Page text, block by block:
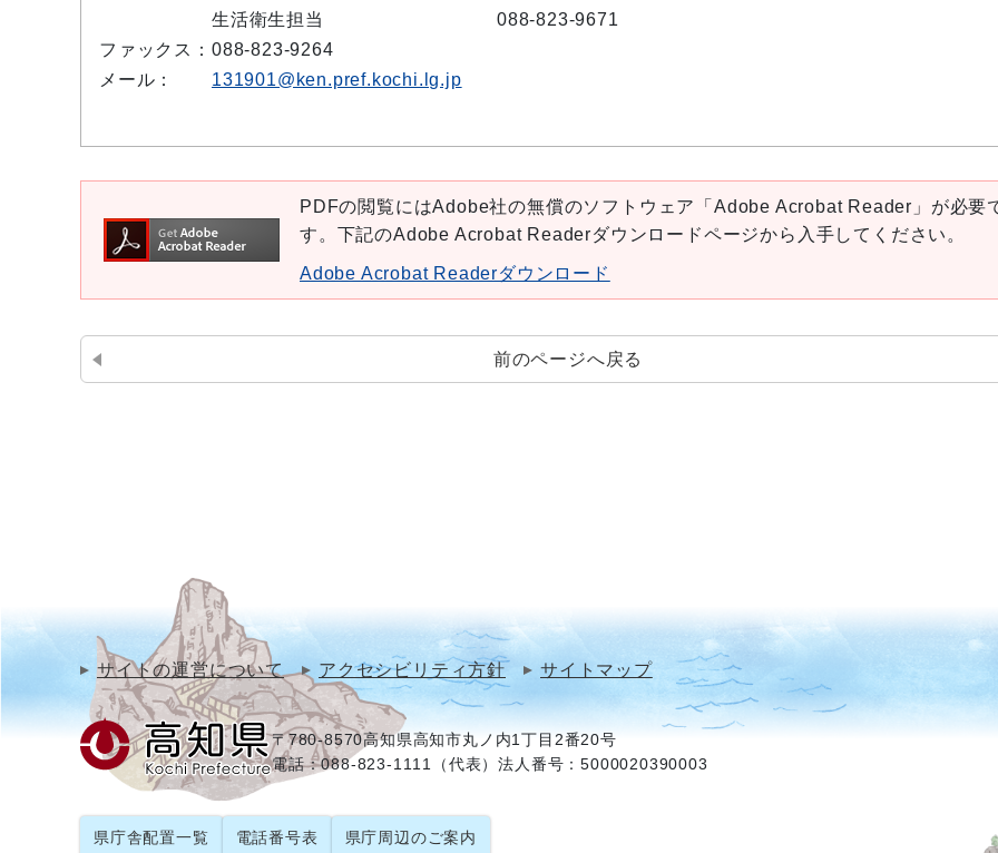
生活衛生担当
088-823-9671
ファックス： 088-823-9264
メール：
131901@ken.pref.kochi.lg.jp
PDFの閲覧にはAdobe社の無償のソフトウェア「Adobe Acrobat Reader」が必要
す。下記のAdobe Acrobat Readerダウンロードページから入手してください。
Adobe Acrobat Readerダウンロード
前のページへ戻る
サイトの運営について アクセシビリティ方針 サイトマップ
〒780-8570高知県高知市丸ノ内1丁目2番20号
電話：088-823-1111（代表）法人番号：5000020390003
県庁舎配置一覧 電話番号表 県庁周辺のご案内